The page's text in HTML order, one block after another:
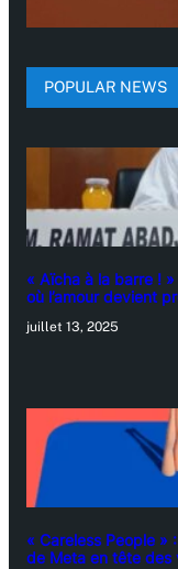
POPULAR NEWS
« Aïcha à la barre !
où l’amour devient
juillet 13, 2025
« Careless People »
de Meta en tête des